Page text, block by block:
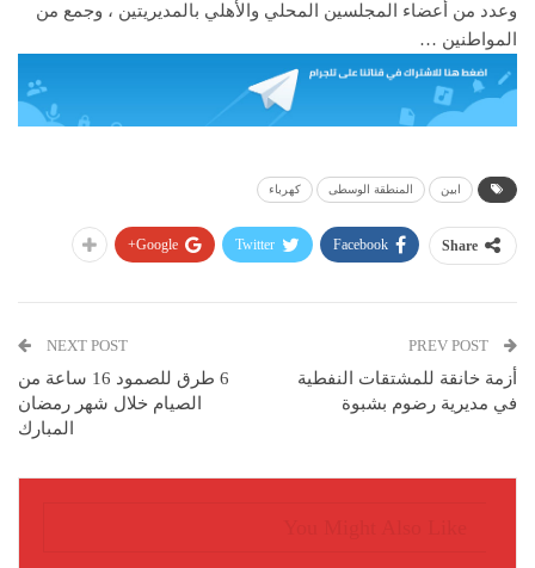
وعدد من أعضاء المجلسين المحلي والأهلي بالمديريتين ، وجمع من
المواطنين …
ابين المنطقة الوسطى كهرباء
Share
Facebook
Twitter
Google+
أزمة خانقة للمشتقات النفطية
في مديرية رضوم بشبوة
NEXT POST
6 طرق للصمود 16 ساعة من
الصيام خلال شهر رمضان
المبارك